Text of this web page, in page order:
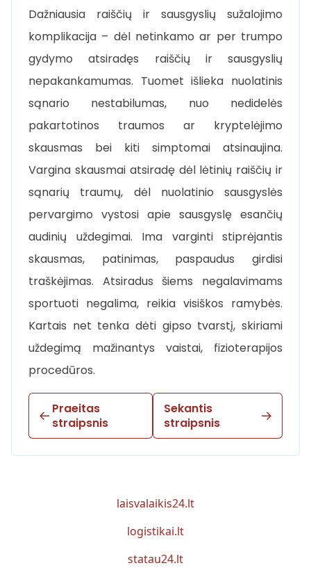
Dažniausia raiščių ir sausgyslių sužalojimo
komplikacija – dėl netinkamo ar per trumpo
gydymo atsiradęs raiščių ir sausgyslių
nepakankamumas. Tuomet išlieka nuolatinis
sąnario nestabilumas, nuo nedidelės
pakartotinos traumos ar kryptelėjimo
skausmas bei kiti simptomai atsinaujina.
Vargina skausmai atsiradę dėl lėtinių raiščių ir
sąnarių traumų, dėl nuolatinio sausgyslės
pervargimo vystosi apie sausgyslę esančių
audinių uždegimai. Ima varginti stiprėjantis
skausmas, patinimas, paspaudus girdisi
traškėjimas. Atsiradus šiems negalavimams
sportuoti negalima, reikia visiškos ramybės.
Kartais net tenka dėti gipso tvarstį, skiriami
uždegimą mažinantys vaistai, fizioterapijos
procedūros.
Praeitas
straipsnis
Sekantis
straipsnis
laisvalaikis24.lt
logistikai.lt
statau24.lt